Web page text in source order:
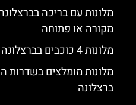
מלונות עם בריכה
מקורה או פתוחה
מלונות 4 כוכבים בברצלונה
מלונות מומלצים בשדרות
ברצלונה